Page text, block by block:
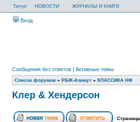
Титул НОВОСТИ ЖУРНАЛЫ И КНИГИ
Вход
Сообщения без ответов | Активные темы
Список форумов » РБЖ-Азимут » КЛАССИКА НФ
Клер & Хендерсон
Страница